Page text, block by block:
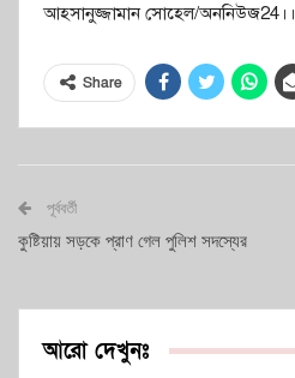
আহসানুজ্জামান সোহেল/অননিউজ24।।
Share
পূর্ববর্তী
কুষ্টিয়ায় সড়কে প্রাণ গেল পুলিশ সদস্যের
আরো দেখুনঃ